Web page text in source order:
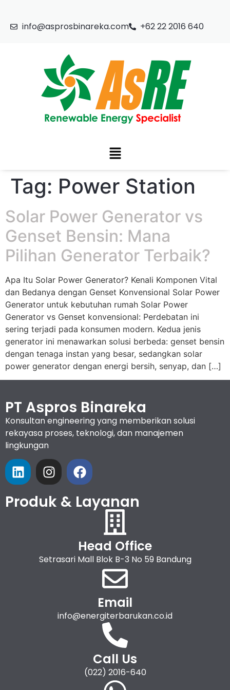
info@asprosbinareka.com +62 22 2016 640
Tag: Power Station
Solar Power Generator vs
Genset Bensin: Mana
Pilihan Generator Terbaik?
Apa Itu Solar Power Generator? Kenali Komponen Vital
dan Bedanya dengan Genset Konvensional Solar Power
Generator untuk kebutuhan rumah Solar Power
Generator vs Genset konvensional: Perdebatan ini
sering terjadi pada konsumen modern. Kedua jenis
generator ini menawarkan solusi berbeda: genset bensin
dengan tenaga instan yang besar, sedangkan solar
power generator dengan energi bersih, senyap, dan […]
PT Aspros Binareka
Konsultan engineering yang memberikan solusi
rekayasa proses, teknologi, dan manajemen
lingkungan
Produk & Layanan
Head Office
Setrasari Mall Blok B-3 No 59 Bandung
Email
info@energiterbarukan.co.id
Call Us
(022) 2016-640